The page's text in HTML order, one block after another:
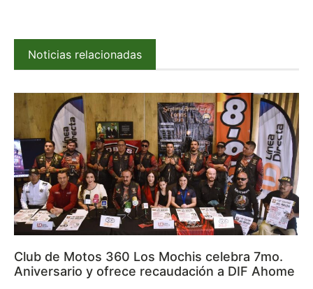
Noticias relacionadas
Club de Motos 360 Los Mochis celebra 7mo.
Aniversario y ofrece recaudación a DIF Ahome